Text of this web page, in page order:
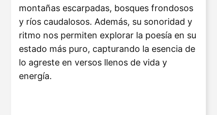
montañas escarpadas, bosques frondosos
y ríos caudalosos. Además, su sonoridad y
ritmo nos permiten explorar la poesía en su
estado más puro, capturando la esencia de
lo agreste en versos llenos de vida y
energía.